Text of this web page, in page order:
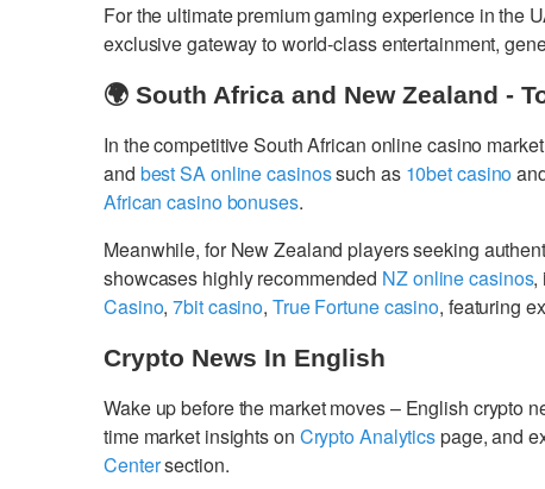
For the ultimate premium gaming experience in the
exclusive gateway to world-class entertainment,
🌍 South Africa and New Zealand -
In the competitive South African online casino
and best SA online casinossuch as 10bet casino
African casino bonuses.
Meanwhile, for New Zealand players seeking
showcases highly recommended NZ online casinos,
Casino,7bit casino, True Fortune casino, featuring
Crypto News In English
Wake up before the market moves – English crypto
time market insights on Crypto Analyticspage, and
Centersection.